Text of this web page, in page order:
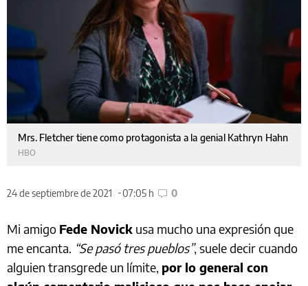
Mrs. Fletcher tiene como protagonista a la genial Kathryn Hahn
HBO
24 de septiembre de 2021 07:05 h 0
Mi amigo Fede Novick usa mucho una expresión que
me encanta. “Se pasó tres pueblos”, suele decir cuando
alguien transgrede un límite, por lo general con